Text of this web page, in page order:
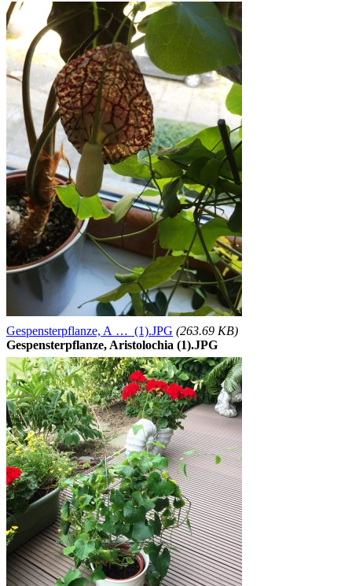
Gespensterpflanze, A … (1).JPG (263.69 KB)
Gespensterpflanze, Aristolochia (1).JPG